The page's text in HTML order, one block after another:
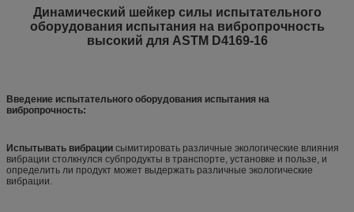
Динамический шейкер силы испытательного
оборудования испытания на вибропрочность
высокий для ASTM D4169-16
Введение испытательного оборудования испытания на
вибропрочность:
Испытывать вибрации сымитировать различные экологические влияния
вибрации столкнулся субпродукты в транспорте, установке и пользе, и
определить ли продукт может выдержать различные экологические
вибрации.